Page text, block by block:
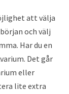
att välja
och välj
Har du en
Det går
eller
lite extra